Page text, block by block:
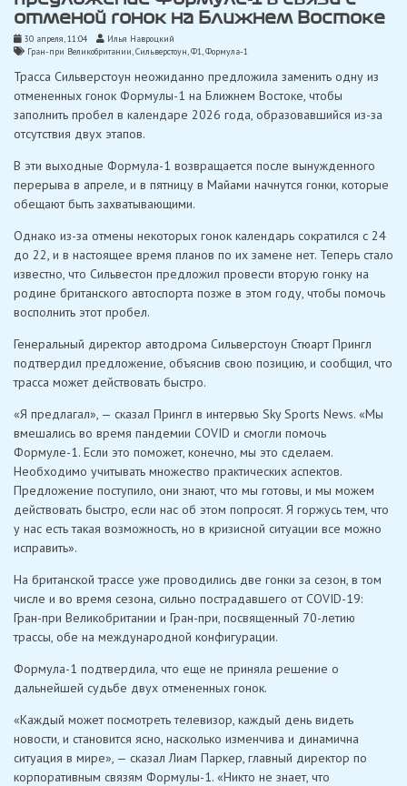
отменой гонок на Ближнем Востоке
30 апреля, 11:04
Илья Навроцкий
Гран-при Великобритании,Сильверстоун,Ф1,Формула-1
Трасса Сильверстоун неожиданно предложила заменить одну из
отмененных гонок Формулы-1 на Ближнем Востоке, чтобы
заполнить пробел в календаре 2026 года, образовавшийся из-за
отсутствия двух этапов.
В эти выходные Формула-1 возвращается после вынужденного
перерыва в апреле, и в пятницу в Майами начнутся гонки, которые
обещают быть захватывающими.
Однако из-за отмены некоторых гонок календарь сократился с 24
до 22, и в настоящее время планов по их замене нет. Теперь стало
известно, что Сильвестон предложил провести вторую гонку на
родине британского автоспорта позже в этом году, чтобы помочь
восполнить этот пробел.
Генеральный директор автодрома Сильверстоун Стюарт Прингл
подтвердил предложение, объяснив свою позицию, и сообщил, что
трасса может действовать быстро.
«Я предлагал», — сказал Прингл в интервью Sky Sports News. «Мы
вмешались во время пандемии COVID и смогли помочь
Формуле-1. Если это поможет, конечно, мы это сделаем.
Необходимо учитывать множество практических аспектов.
Предложение поступило, они знают, что мы готовы, и мы можем
действовать быстро, если нас об этом попросят. Я горжусь тем, что
у нас есть такая возможность, но в кризисной ситуации все можно
исправить».
На британской трассе уже проводились две гонки за сезон, в том
числе и во время сезона, сильно пострадавшего от COVID-19:
Гран-при Великобритании и Гран-при, посвященный 70-летию
трассы, обе на международной конфигурации.
Формула-1 подтвердила, что еще не приняла решение о
дальнейшей судьбе двух отмененных гонок.
«Каждый может посмотреть телевизор, каждый день видеть
новости, и становится ясно, насколько изменчива и динамична
ситуация в мире», — сказал Лиам Паркер, главный директор по
корпоративным связям Формулы-1. «Никто не знает, что